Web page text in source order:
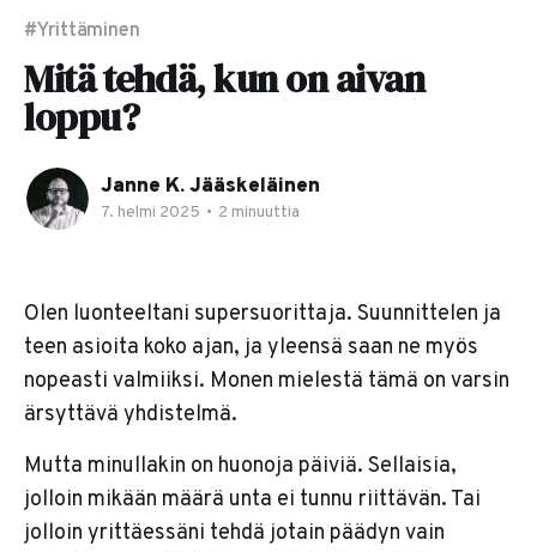
#Yrittäminen
Mitä tehdä, kun on aivan
loppu?
Janne K. Jääskeläinen
7. helmi 2025 • 2 minuuttia
Olen luonteeltani supersuorittaja. Suunnittelen ja
teen asioita koko ajan, ja yleensä saan ne myös
nopeasti valmiiksi. Monen mielestä tämä on varsin
ärsyttävä yhdistelmä.
Mutta minullakin on huonoja päiviä. Sellaisia,
jolloin mikään määrä unta ei tunnu riittävän. Tai
jolloin yrittäessäni tehdä jotain päädyn vain